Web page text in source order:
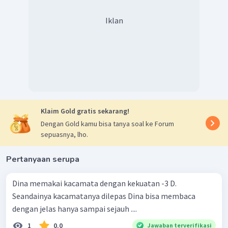
Iklan
Klaim Gold gratis sekarang!
Dengan Gold kamu bisa tanya soal ke Forum
sepuasnya, lho.
Pertanyaan serupa
Dina memakai kacamata dengan kekuatan -3 D.
Seandainya kacamatanya dilepas Dina bisa membaca
dengan jelas hanya sampai sejauh ....
1 0.0 Jawaban terverifikasi